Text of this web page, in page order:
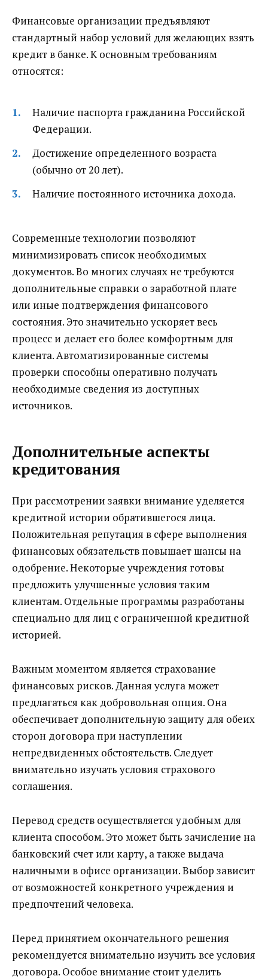
Финансовые организации предъявляют
стандартный набор условий для желающих взять
кредит в банке. К основным требованиям
относятся:
Наличие паспорта гражданина Российской
Федерации.
Достижение определенного возраста
(обычно от 20 лет).
Наличие постоянного источника дохода.
Современные технологии позволяют
минимизировать список необходимых
документов. Во многих случаях не требуются
дополнительные справки о заработной плате
или иные подтверждения финансового
состояния. Это значительно ускоряет весь
процесс и делает его более комфортным для
клиента. Автоматизированные системы
проверки способны оперативно получать
необходимые сведения из доступных
источников.
Дополнительные аспекты
кредитования
При рассмотрении заявки внимание уделяется
кредитной истории обратившегося лица.
Положительная репутация в сфере выполнения
финансовых обязательств повышает шансы на
одобрение. Некоторые учреждения готовы
предложить улучшенные условия таким
клиентам. Отдельные программы разработаны
специально для лиц с ограниченной кредитной
историей.
Важным моментом является страхование
финансовых рисков. Данная услуга может
предлагаться как добровольная опция. Она
обеспечивает дополнительную защиту для обеих
сторон договора при наступлении
непредвиденных обстоятельств. Следует
внимательно изучать условия страхового
соглашения.
Перевод средств осуществляется удобным для
клиента способом. Это может быть зачисление на
банковский счет или карту, а также выдача
наличными в офисе организации. Выбор зависит
от возможностей конкретного учреждения и
предпочтений человека.
Перед принятием окончательного решения
рекомендуется внимательно изучить все условия
договора. Особое внимание стоит уделить